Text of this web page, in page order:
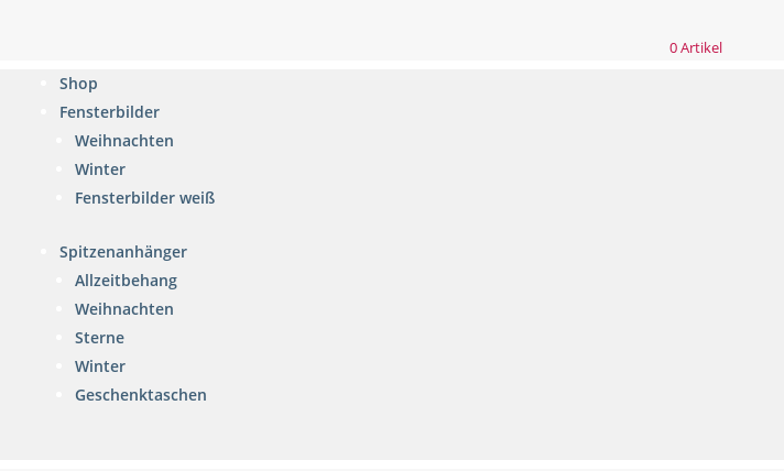
0 Artikel
Shop
Fensterbilder
Weihnachten
Winter
Fensterbilder weiß
Spitzenanhänger
Allzeitbehang
Weihnachten
Sterne
Winter
Geschenktaschen